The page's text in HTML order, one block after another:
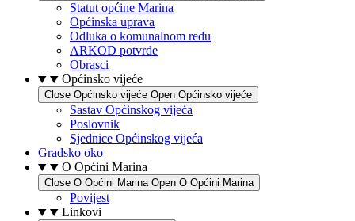
Statut općine Marina
Općinska uprava
Odluka o komunalnom redu
ARKOD potvrde
Obrasci
Općinsko vijeće
Close Općinsko vijeće Open Općinsko vijeće
Sastav Općinskog vijeća
Poslovnik
Sjednice Općinskog vijeća
Gradsko oko
O Općini Marina
Close O Općini Marina Open O Općini Marina
Povijest
Linkovi